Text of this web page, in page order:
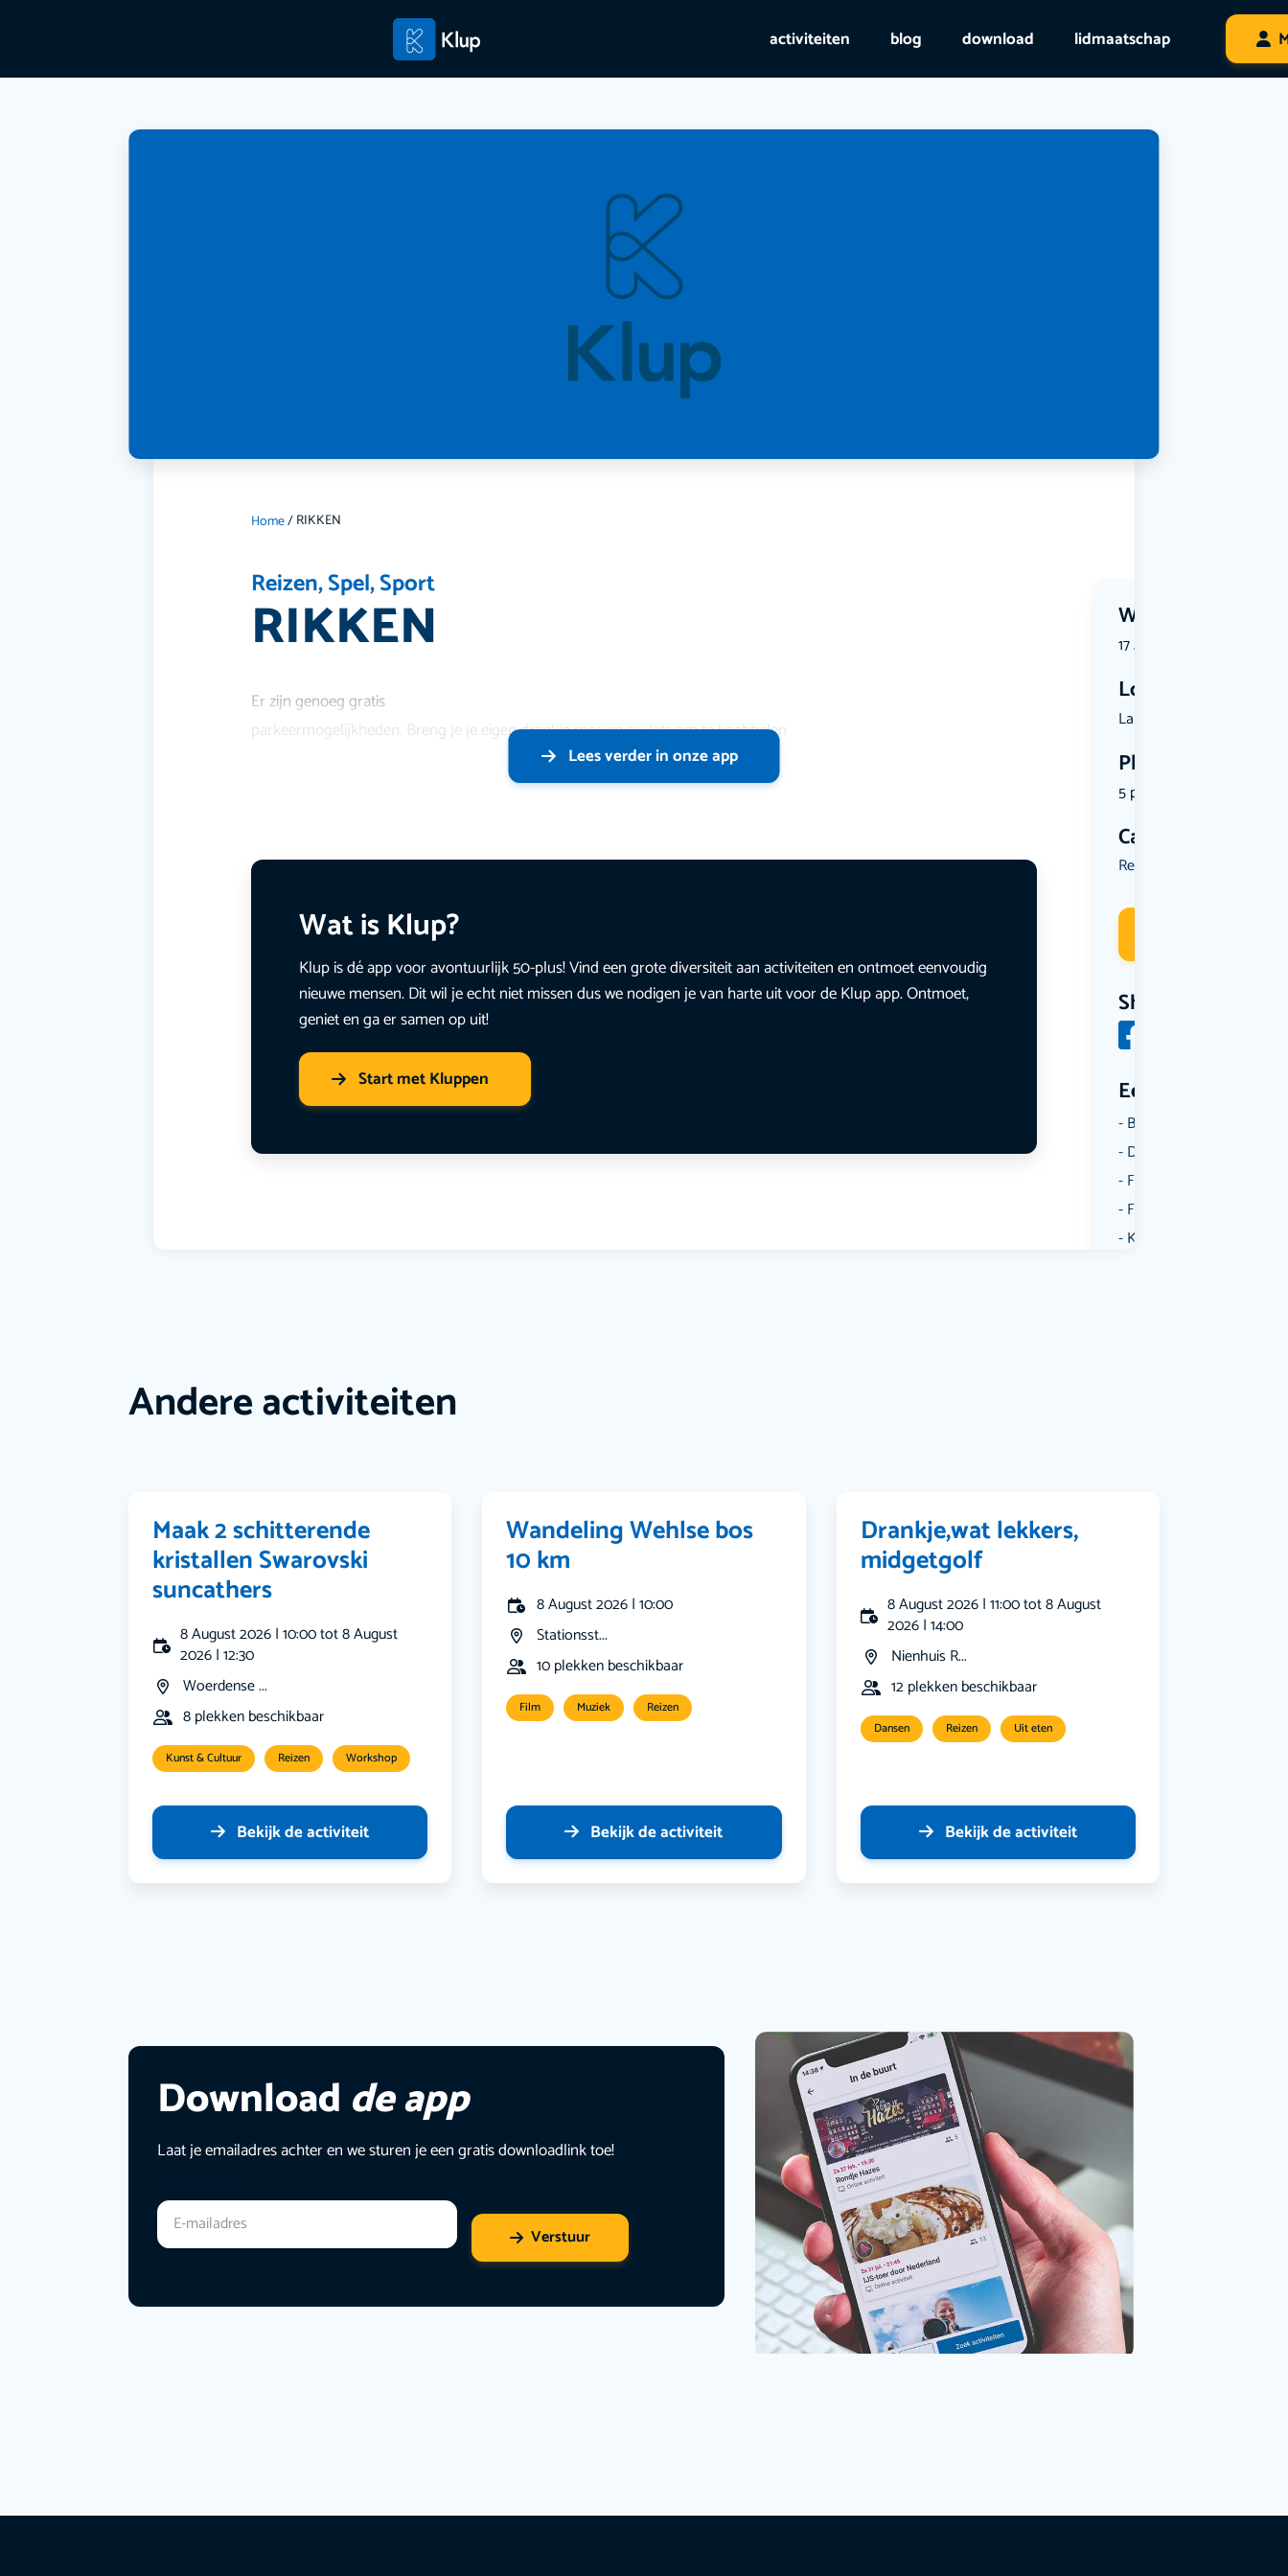
activiteiten blog download lidmaatschap
Home/RIKKEN
Reizen,Spel,Sport
RIKKEN Wanneer?
17 August 2026 | 19:30
Locatie
Landleven,...
Plekken
5 plekken beschikbaar
Categorie
Reizen
Share
Een aantal
Borrelen
Dansen
Fietsen
Film
Kunst & Cultuur
Er zijn genoeg gratis
parkeermogelijkheden. Breng je je eigen drankje mee en ev. Iets om te knabbelen
Lees verder in onze app
Wat is Klup?
Klup is dé app voor avontuurlijk 50-plus! Vind een grote diversiteit aan activiteiten en ontmoet eenvoudig
nieuwe mensen. Dit wil je echt niet missen dus we nodigen je van harte uit voor de Klup app. Ontmoet,
geniet en ga er samen op uit!
Start met Kluppen
Andere activiteiten
Maak 2 schitterende
kristallen Swarovski
suncathers
8 August 2026 | 10:00 tot 8 August
2026 | 12:30
Woerdense ...
8 plekken beschikbaar
Kunst & Cultuur Reizen Workshop
Bekijk de activiteit
Wandeling Wehlse bos
10 km
8 August 2026 | 10:00
Stationsst...
10 plekken beschikbaar
Film Muziek Reizen
Bekijk de activiteit
Drankje,wat lekkers,
midgetgolf
8 August 2026 | 11:00 tot 8 August
2026 | 14:00
Nienhuis R...
12 plekken beschikbaar
Dansen Reizen Uit eten
Bekijk de activiteit
Download de app
Laat je emailadres achter en we sturen je een gratis downloadlink toe!
Verstuur